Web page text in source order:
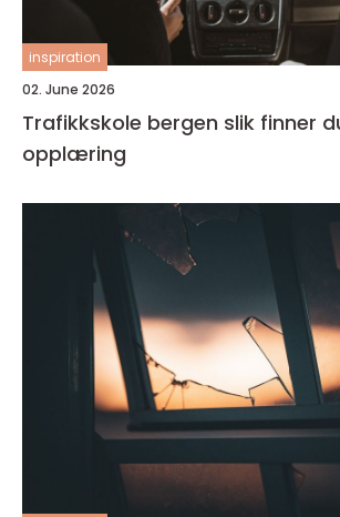
inspiration
02. June 2026
Trafikkskole bergen slik finner du riktig
opplæring